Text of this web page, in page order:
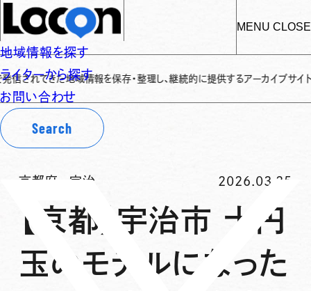
MENU CLOSE
地域情報を探す
ライターから探す
お問い合わせ
Search
域情報を保存・整理し、継続的に提供するアーカイブサイトです✌ 「
京都府 宇治 2026.03.25
【京都】宇治市 十円
玉のモデルになった